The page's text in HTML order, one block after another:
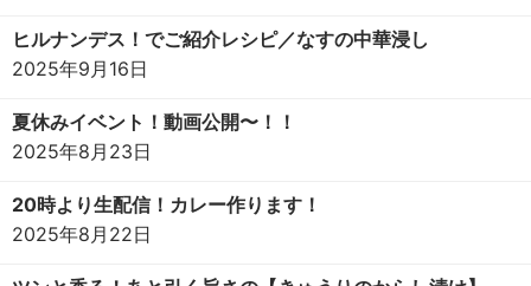
ヒルナンデス！でご紹介レシピ／なすの中華浸し
2025年9月16日
夏休みイベント！動画公開〜！！
2025年8月23日
20時より生配信！カレー作ります！
2025年8月22日